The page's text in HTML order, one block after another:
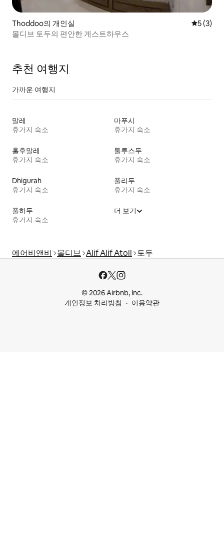
Thoddoo의 개인실 평점 5점
5 (3)
몰디브 토두의 편안한 게스트하우스
추천 여행지
가까운 여행지
말레
휴가지 숙소
마푸시
휴가지 숙소
훌후말레
휴가지 숙소
툴루스두
휴가지 숙소
Dhigurah
휴가지 숙소
풀리두
휴가지 숙소
풀하두
휴가지 숙소
더 보기
에어비앤비 몰디브 Alif Alif Atoll 토두
© 2026 Airbnb, Inc.
개인정보 처리방침
이용약관